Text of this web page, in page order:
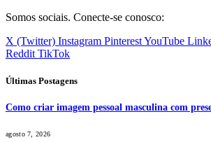
Somos sociais. Conecte-se conosco:
X (Twitter) Instagram PinterestYouTube
Reddit TikTok
Últimas Postagens
Como criar imagem pessoal masculina com
agosto 7, 2026